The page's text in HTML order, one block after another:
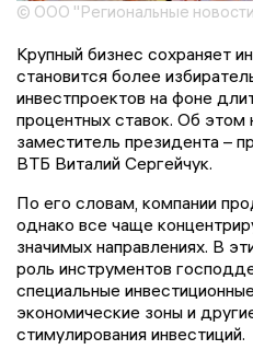
© ООО "Региональные
Крупный бизнес сохраняет
становится более
инвестпроектов на фоне
процентных ставок. Об
заместитель президента –
ВТБ Виталий Сергейчук.
По его словам, компании
однако все чаще
значимых направлениях. В
роль инструментов
специальные
экономические зоны и
стимулирования инвестиций.